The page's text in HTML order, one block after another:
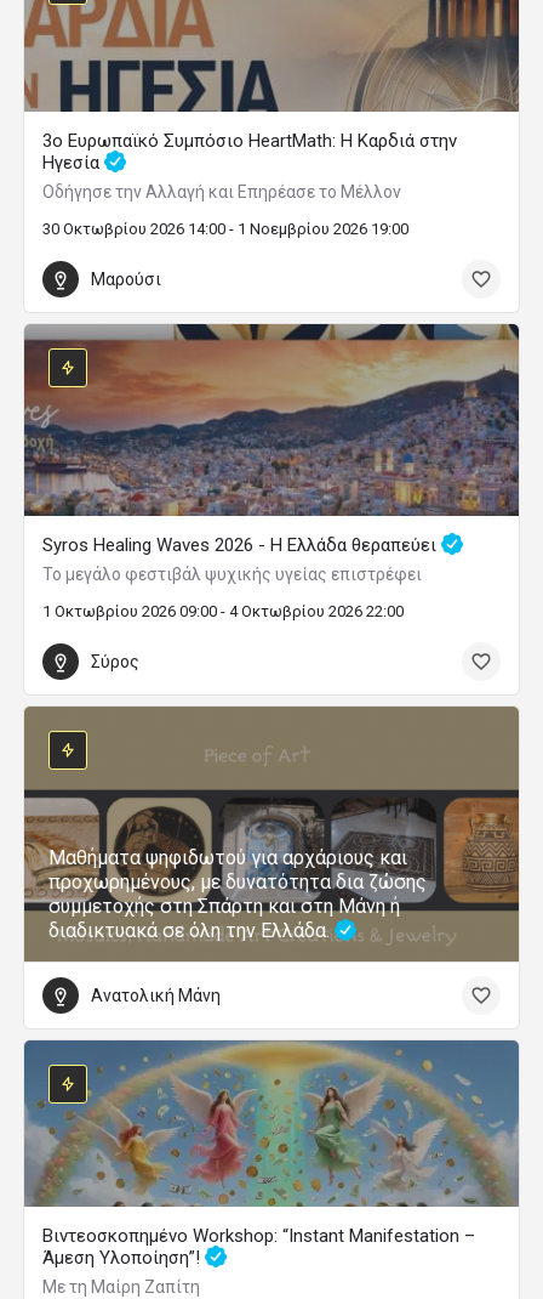
3ο Ευρωπαϊκό Συμπόσιο HeartMath: Η Καρδιά στην
Ηγεσία
Οδήγησε την Αλλαγή και Επηρέασε το Μέλλον
30 Οκτωβρίου 2026 14:00 - 1 Νοεμβρίου 2026 19:00
Μαρούσι
Syros Healing Waves 2026 - Η Ελλάδα θεραπεύει
Το μεγάλο φεστιβάλ ψυχικής υγείας επιστρέφει
1 Οκτωβρίου 2026 09:00 - 4 Οκτωβρίου 2026 22:00
Σύρος
Μαθήματα ψηφιδωτού για αρχάριους και
προχωρημένους, με δυνατότητα δια ζώσης
συμμετοχής στη Σπάρτη και στη Μάνη ή
διαδικτυακά σε όλη την Ελλάδα.
Ανατολική Μάνη
Βιντεοσκοπημένο Workshop: “Instant Manifestation –
Άμεση Υλοποίηση”!
Με τη Μαίρη Ζαπίτη